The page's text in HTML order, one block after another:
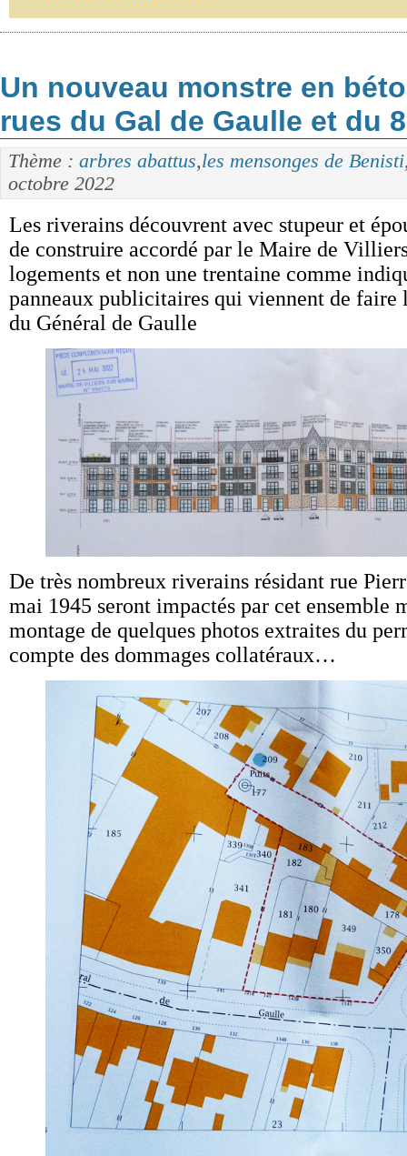
Un nouveau monstre en
rues du Gal de Gaulle et du
Thème : arbres abattus,les mensonges de Benisti
octobre 2022
Les riverains découvrent avec stupeur et
de construire accordé par le Maire de
logements et non une trentaine comme
panneaux publicitaires qui viennent de faire
du Général de Gaulle
De très nombreux riverains résidant rue
mai 1945 seront impactés par cet ensemble
montage de quelques photos extraites du
compte des dommages collatéraux…